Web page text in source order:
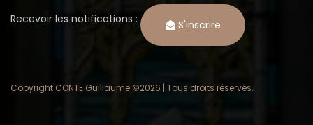
Recevoir les notifications : S'inscrire
Copyright CONTE Guillaume ©2026 | Tous droits réservés.